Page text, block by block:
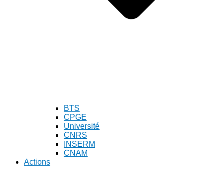
BTS
CPGE
Université
CNRS
INSERM
CNAM
Actions